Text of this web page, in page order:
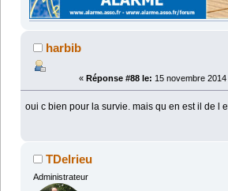
harbib
« Réponse #88 le: 15 novembre
oui c bien pour la survie. mais qu en est il de l
TDelrieu
Administrateur